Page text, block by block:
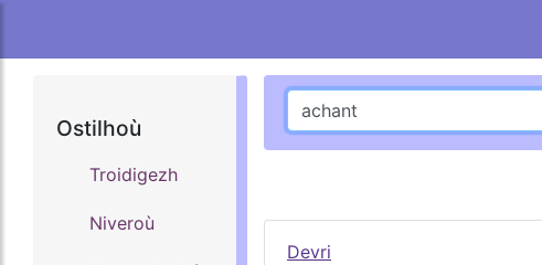
Ostilhoù
Troidigezh
Niveroù
Devri